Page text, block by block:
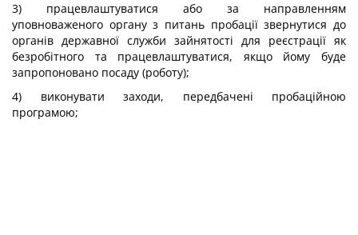
3) працевлаштуватися або за направленням
уповноваженого органу з питань пробації звернутися до
органів державної служби зайнятості для реєстрації як
безробітного та працевлаштуватися, якщо йому буде
запропоновано посаду (роботу);
4) виконувати заходи, передбачені пробаційною
програмою;